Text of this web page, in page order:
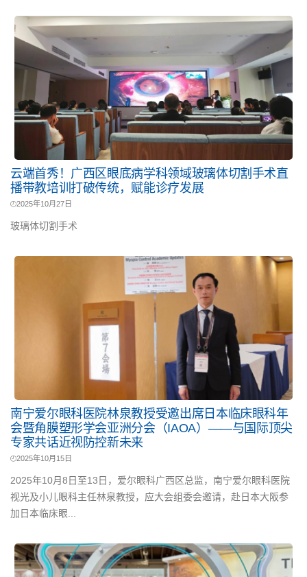
云端首秀！广西区眼底病学科领域玻璃体切割手术直
播带教培训打破传统，赋能诊疗发展
2025年10月27日
玻璃体切割手术
南宁爱尔眼科医院林泉教授受邀出席日本临床眼科年
会暨角膜塑形学会亚洲分会（IAOA）——与国际顶尖
专家共话近视防控新未来
2025年10月15日
2025年10月8日至13日，爱尔眼科广西区总监，南宁爱尔眼科医院
视光及小儿眼科主任林泉教授，应大会组委会邀请，赴日本大阪参
加日本临床眼...